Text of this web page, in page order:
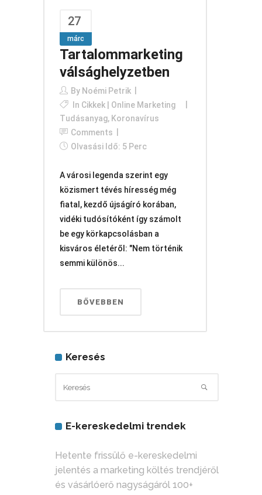
27
márc
Tartalommarketing
válsághelyzetben
By Noémi Petrik
In Cikkek | Online Marketing
Tudásanyag, Koronavírus
Comments
Olvasási Idő: 5 Perc
A városi legenda szerint egy
közismert tévés híresség még
fiatal, kezdő újságíró korában,
vidéki tudósítóként így számolt
be egy körkapcsolásban a
kisváros életéről: "Nem történik
semmi különös...
BŐVEBBEN
Keresés
E-kereskedelmi trendek
Hetente frissülő e-kereskedelmi
jelentés a marketing költés trendjéről
és vásárlóerő nagyságáról 100+